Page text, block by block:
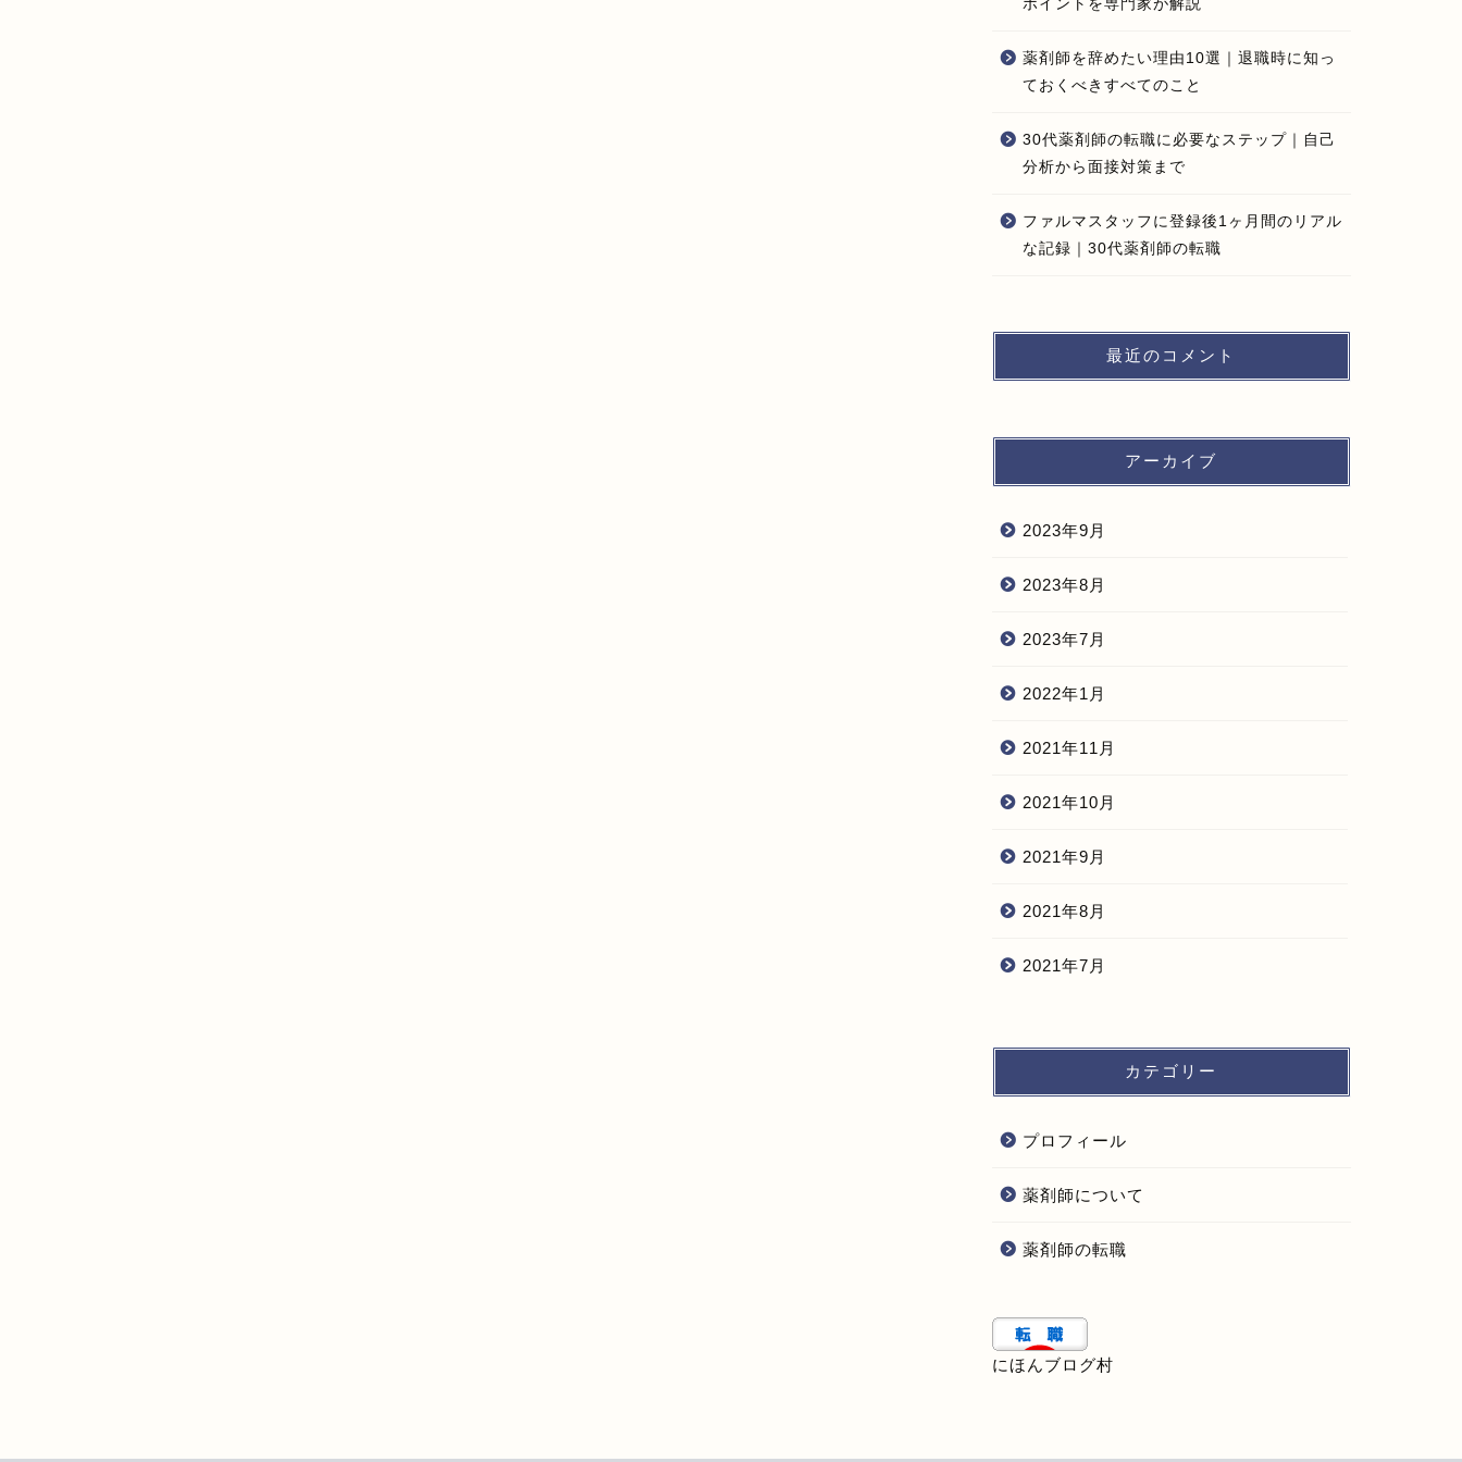
ポイントを専門家が解説
薬剤師を辞めたい理由10選｜退職時に知っ
ておくべきすべてのこと
30代薬剤師の転職に必要なステップ｜自己
分析から面接対策まで
ファルマスタッフに登録後1ヶ月間のリアル
な記録｜30代薬剤師の転職
最近のコメント
アーカイブ
2023年9月
2023年8月
2023年7月
2022年1月
2021年11月
2021年10月
2021年9月
2021年8月
2021年7月
カテゴリー
プロフィール
薬剤師について
薬剤師の転職
にほんブログ村